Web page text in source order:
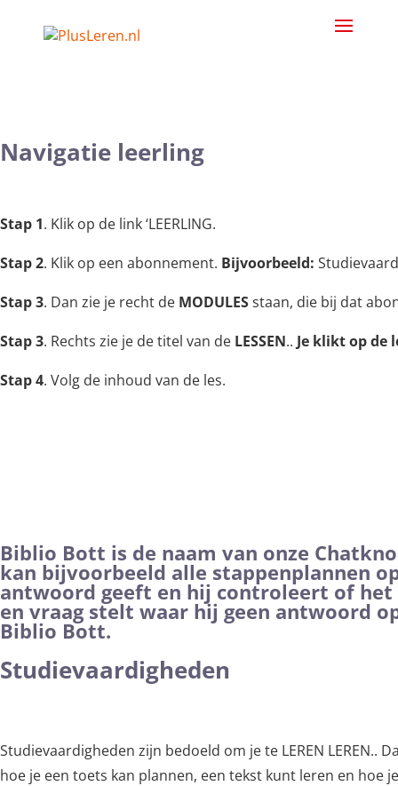
Navigatie leerling
Stap 1. Klik op de link ‘LEERLING.
Stap 2. Klik op een abonnement. Bijvoorbeeld:
Stap 3. Dan zie je recht de MODULESstaan, die bij dat
Stap 3. Rechts zie je de titel van de LESSEN.. Je klikt op de
Stap 4. Volg de inhoud van de les.
Biblio Bott is de naam van onze
kan bijvoorbeeld alle stappenplannen
antwoord geeft en hij controleert of
en vraag stelt waar hij geen antwoord
Biblio Bott.
Studievaardigheden
Studievaardigheden zijn bedoeld om je te LEREN
hoe je een toets kan plannen, een tekst kunt leren en hoe